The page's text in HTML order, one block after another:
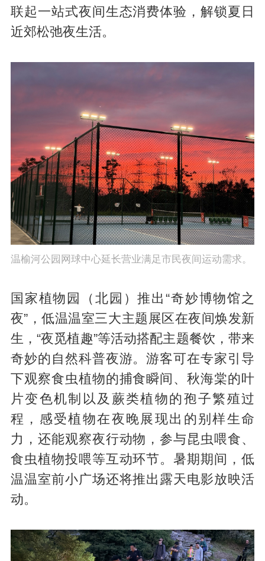
联起一站式夜间生态消费体验，解锁夏日
近郊松弛夜生活。
温榆河公园网球中心延长营业满足市民夜间运动需求。
国家植物园（北园）推出“奇妙博物馆之
夜”，低温温室三大主题展区在夜间焕发新
生，“夜觅植趣”等活动搭配主题餐饮，带来
奇妙的自然科普夜游。游客可在专家引导
下观察食虫植物的捕食瞬间、秋海棠的叶
片变色机制以及蕨类植物的孢子繁殖过
程，感受植物在夜晚展现出的别样生命
力，还能观察夜行动物，参与昆虫喂食、
食虫植物投喂等互动环节。暑期期间，低
温温室前小广场还将推出露天电影放映活
动。